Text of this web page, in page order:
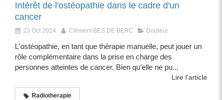
Intérêt de l'ostéopathie dans le cadre d'un
cancer
23 Oct 2024 Clément BES DE BERC Douleur
L'ostéopathie, en tant que thérapie manuelle, peut jouer un
rôle complémentaire dans la prise en charge des
personnes atteintes de cancer. Bien qu’elle ne pu...
Lire l'article
Radiotherapie